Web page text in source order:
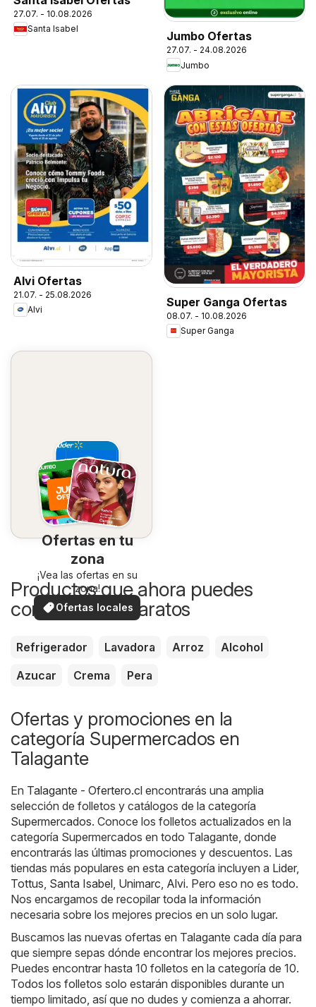
27.07. - 10.08.2026
Santa Isabel
Jumbo Ofertas
27.07. - 24.08.2026
Jumbo
Alvi Ofertas
21.07. - 25.08.2026
Alvi
Super Ganga Ofertas
08.07. - 10.08.2026
Super Ganga
Ofertas en tu
zona
¡Vea las ofertas en su
zona!
Ofertas locales
Productos que ahora puedes
comprar más baratos
Refrigerador Lavadora Arroz
Alcohol
Azucar
Crema Pera
Ofertas y promociones en la
categoría Supermercados en
Talagante
En Talagante - Ofertero.cl encontrarás una amplia
selección de folletos y catálogos de la categoría
Supermercados. Conoce los folletos actualizados en la
categoría Supermercados en todo Talagante, donde
encontrarás las últimas promociones y descuentos. Las
tiendas más populares en esta categoría incluyen a Lider,
Tottus Santa Isabel Unimarc Alvi. Pero eso no es todo.
Nos encargamos de recopilar toda la información
necesaria sobre los mejores precios en un solo lugar.
Buscamos las nuevas ofertas en Talagante cada día para
que siempre sepas dónde encontrar los mejores precios.
Puedes encontrar hasta 10 folletos en la categoría de 10.
Todos los folletos solo estarán disponibles durante un
tiempo limitado, así que no dudes y comienza a ahorrar.